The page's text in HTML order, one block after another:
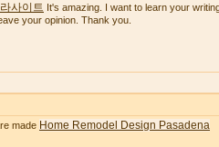
사이트 It's amazing. I want to learn your
your opinion. Thank you.
made Home Remodel Design Pasadena